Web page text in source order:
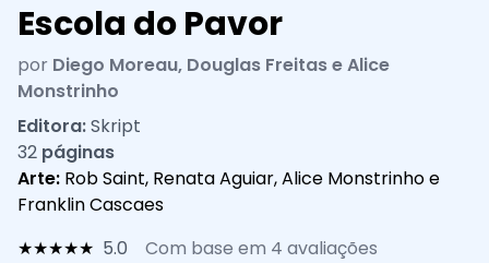
Escola do Pavor
por Diego Moreau, Douglas Freitas e Alice
Monstrinho
Editora:Skript
32 páginas
Arte: Rob Saint, Renata Aguiar, Alice Monstrinho e
Franklin Cascaes
★★★★★ 5.0
Com base em 4 avaliações